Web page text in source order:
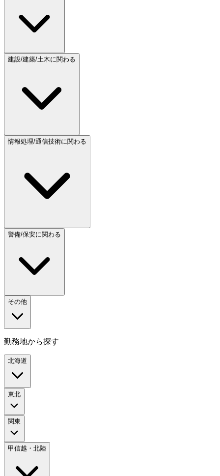
建設/建築/土木に関わる
情報処理/通信技術に関わる
警備/保安に関わる
その他
勤務地から探す
北海道
東北
関東
甲信越・北陸